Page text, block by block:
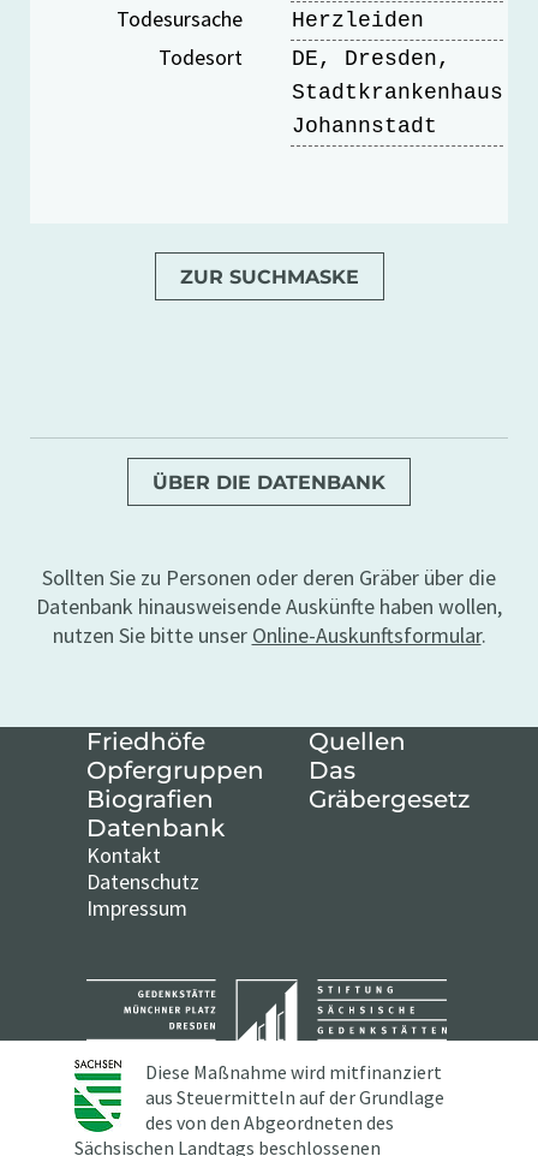
Todesursache Herzleiden
Todesort
DE, Dresden,
Stadtkrankenhaus
Johannstadt
ZUR SUCHMASKE
ÜBER DIE DATENBANK
Sollten Sie zu Personen oder deren Gräber über die
Datenbank hinausweisende Auskünfte haben wollen,
nutzen Sie bitte unser Online-Auskunftsformular.
Friedhöfe
Opfergruppen
Biografien
Datenbank
Quellen
Das
Gräbergesetz
Kontakt
Datenschutz
Impressum
Diese Maßnahme wird mitfinanziert
aus Steuermitteln auf der Grundlage
des von den Abgeordneten des
Sächsischen Landtags beschlossenen